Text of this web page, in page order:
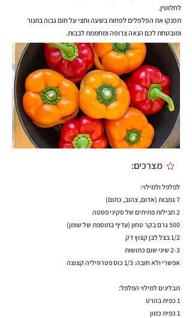
לחלוטין.
תפנקו את הפלפלים לפחות בשעה וחצי על חום גבוה בתנור
ומובטחת לכם הנאה צרופה ומחממת לבבות.
מצרכים:
לפלפל ולמילוי:
7 גמבות (אדום, צהוב, כתום)
2 חבילות פתיתים של סקיני פסטה
500 גרם בקר טחון (עדיף בתוספת של שומן)
1/2 בצל לבן קצוץ דק
2-3 שיני שום כתושות
אפשרי ולא חובה: 1/3 כוס פטרוזיליה קצוצה
תבלינים למילוי הפלפל:
1 כפית בהרט
1 כפית כמון